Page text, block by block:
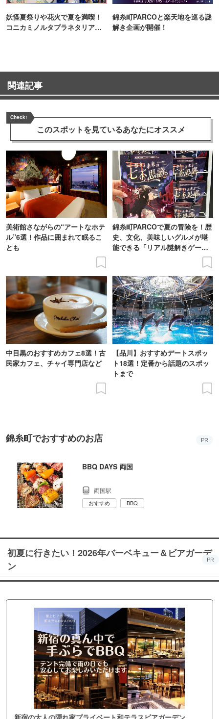
妖怪夏祭りや花火で夏を満喫！
コニカミノルタプラネタリア
錦糸町PARCOと楽天地を巡る謎
解き企画が開催！
関連記事
Check!
このスポットを見ているあなたにオススメ
美術館さながらの“アートなホテ
ル”6選！作品に囲まれて眠るこ
とも
錦糸町PARCOで夏の冒険を！歴
史、文化、美味しいグルメが堪
能できる「リアル謎解きゲー
中目黒のおすすめカフェ8選！古
民家カフェ、チャイ専門店など
【品川】おすすめデートスポッ
ト18選！定番から話題のスポッ
トまで
錦糸町でおすすめのお店 PR
BBQ DAYS 両国
両国駅
おすすめ BBQ
初夏に行きたい！2026年バーベキュー＆ビアガーデ
ン
PR